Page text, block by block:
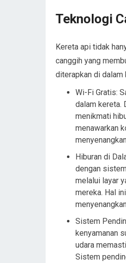
Teknologi
Kereta api tidak
canggih yang
diterapkan di dalam
Wi-Fi Gratis:
dalam kereta.
menikmati
menawarkan
Hiburan di
dengan
melalui layar
mereka. Hal
Sistem
kenyamanan
udara
Sistem